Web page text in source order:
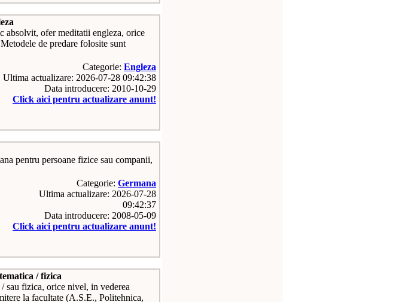
absolvit, ofer meditatii engleza, orice
de predare folosite sunt
Categorie: Engleza
Ultima actualizare: 2026-07-28 09:42:38
Data introducere: 2010-10-29
Click aici pentru actualizare anunt!
pentru persoane fizice sau companii,
Categorie: Germana
Ultima actualizare: 2026-07-28
09:42:37
Data introducere: 2008-05-09
Click aici pentru actualizare anunt!
/ fizica
sau fizica, orice nivel, in vederea
la facultate (A.S.E., Politehnica,